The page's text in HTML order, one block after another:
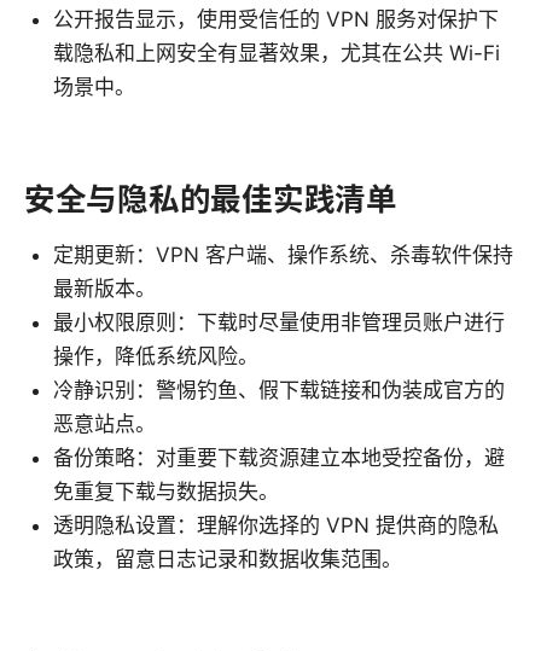
公开报告显示，使用受信任的 VPN 服务对保护下
载隐私和上网安全有显著效果，尤其在公共 Wi-Fi
场景中。
安全与隐私的最佳实践清单
定期更新：VPN 客户端、操作系统、杀毒软件保持
最新版本。
最小权限原则：下载时尽量使用非管理员账户进行
操作，降低系统风险。
冷静识别：警惕钓鱼、假下载链接和伪装成官方的
恶意站点。
备份策略：对重要下载资源建立本地受控备份，避
免重复下载与数据损失。
透明隐私设置：理解你选择的 VPN 提供商的隐私
政策，留意日志记录和数据收集范围。